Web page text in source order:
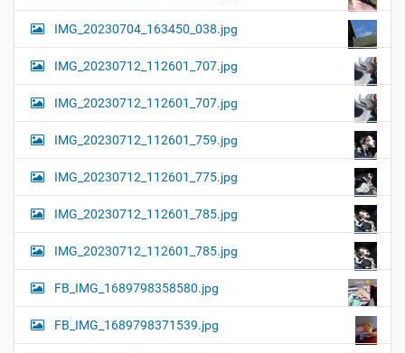
IMG_20230704_163450_038.jpg
IMG_20230712_112601_707.jpg
IMG_20230712_112601_707.jpg
IMG_20230712_112601_759.jpg
IMG_20230712_112601_775.jpg
IMG_20230712_112601_785.jpg
IMG_20230712_112601_785.jpg
FB_IMG_1689798358580.jpg
FB_IMG_1689798371539.jpg